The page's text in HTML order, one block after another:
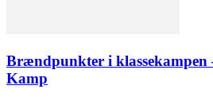
Brændpunkter i klassekampen
Kamp